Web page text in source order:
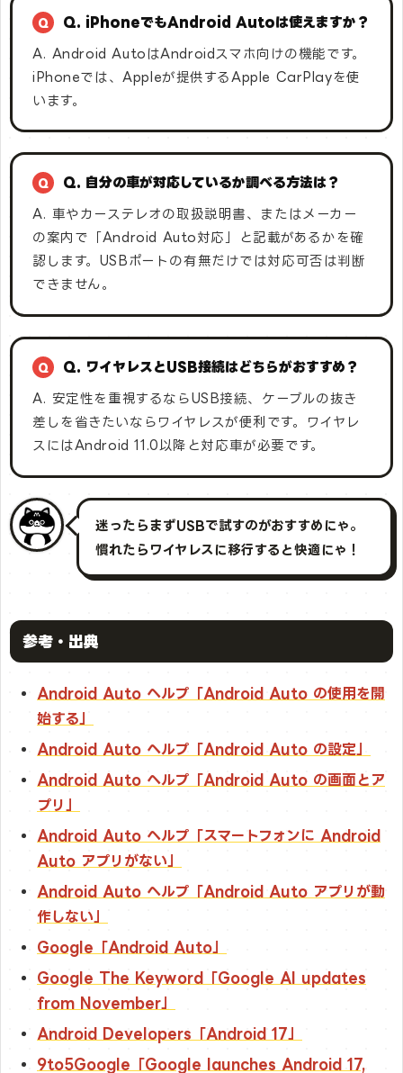
Q. iPhoneでもAndroid Autoは使えますか？
A. Android AutoはAndroidスマホ向けの機能です。
iPhoneでは、Appleが提供するApple CarPlayを使
います。
Q. 自分の車が対応しているか調べる方法は？
A. 車やカーステレオの取扱説明書、またはメーカー
の案内で「Android Auto対応」と記載があるかを確
認します。USBポートの有無だけでは対応可否は判断
できません。
Q. ワイヤレスとUSB接続はどちらがおすすめ？
A. 安定性を重視するならUSB接続、ケーブルの抜き
差しを省きたいならワイヤレスが便利です。ワイヤレ
スにはAndroid 11.0以降と対応車が必要です。
迷ったらまずUSBで試すのがおすすめにゃ。
慣れたらワイヤレスに移行すると快適にゃ！
参考・出典
Android Auto ヘルプ「Android Auto の使用を開
始する」
Android Auto ヘルプ「Android Auto の設定」
Android Auto ヘルプ「Android Auto の画面とア
プリ」
Android Auto ヘルプ「スマートフォンに Android
Auto アプリがない」
Android Auto ヘルプ「Android Auto アプリが動
作しない」
Google「Android Auto」
Google The Keyword「Google AI updates
from November」
Android Developers「Android 17」
9to5Google「Google launches Android 17,